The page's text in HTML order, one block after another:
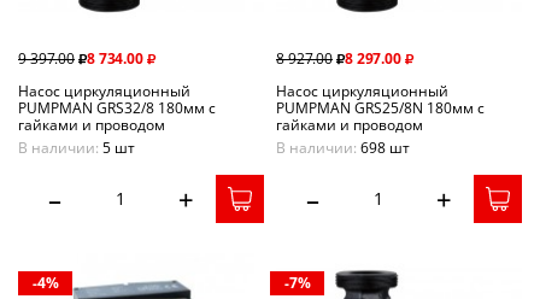
9 397.00 8 734.00
Насос циркуляционный
PUMPMAN GRS32/8 180мм с
гайками и проводом
В наличии: 5 шт
– +
8 927.00 8 297.00
Насос циркуляционный
PUMPMAN GRS25/8N 180мм с
гайками и проводом
В наличии: 698 шт
– +
-4% -7%